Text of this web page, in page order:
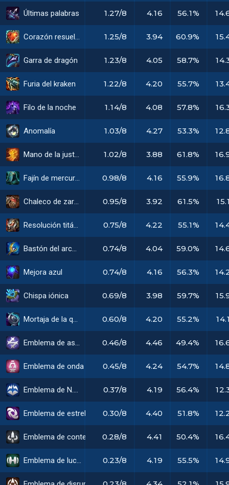
Últimas palabras
Corazón resuelto
Garra de dragón
Furia del kraken
Filo de la noche
Anomalía
Mano de la justicia
Fajín de mercurio
Chaleco de zarzas
Resolución titánica
Bastón del arcángel
Mejora azul
Chispa iónica
Mortaja de la quietud
Emblema de astral
Emblema de N.O.V.A.
Emblema de luchador
1.27/8 4.16 56.1%
1.25/8 3.94 60.9%
1.23/8 4.05 58.7%
1.22/8 4.20 55.7%
1.14/8 4.08 57.8%
1.03/8 4.27 53.3%
1.02/8 3.88 61.8%
0.98/8 4.16 55.9%
0.95/8 3.92 61.5%
0.75/8 4.22 55.1%
0.74/8 4.04 59.0%
0.74/8 4.16 56.3%
0.69/8 3.98 59.7%
0.60/8 4.20 55.2%
0.46/8 4.46 49.4%
0.45/8 4.24 54.7%
0.37/8 4.19 56.4%
0.30/8 4.40 51.8%
0.28/8 4.41 50.4%
0.23/8 4.19 55.5%